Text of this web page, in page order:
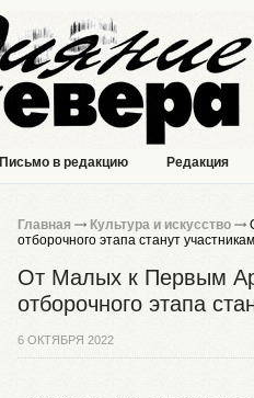
Письмо в редакцию Редакция
Главная Культура и искусство
отборочного этапа станут
От Малых к Первым
отборочного этапа
6 ОКТЯБРЯ 2022